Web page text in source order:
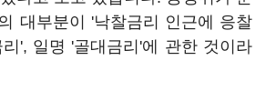
대부분이 '낙찰금리 인근에 응찰
', 일명 '골대금리'에 관한 것이라